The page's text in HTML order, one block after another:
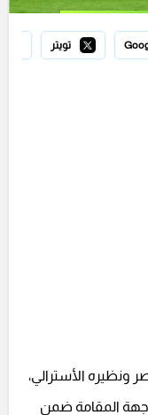
تويتر
ونظيره الأسترالي،
المقامة ضمن